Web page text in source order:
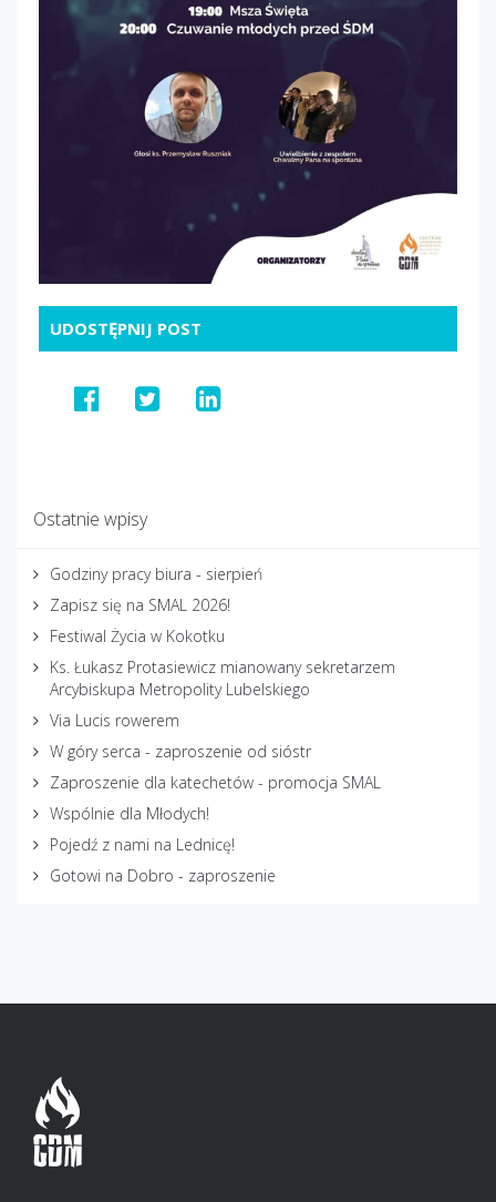
UDOSTĘPNIJ POST
Ostatnie wpisy
Godziny pracy biura - sierpień
Zapisz się na SMAL 2026!
Festiwal Życia w Kokotku
Ks. Łukasz Protasiewicz mianowany sekretarzem
Arcybiskupa Metropolity Lubelskiego
Via Lucis rowerem
W góry serca - zaproszenie od sióstr
Zaproszenie dla katechetów - promocja SMAL
Wspólnie dla Młodych!
Pojedź z nami na Lednicę!
Gotowi na Dobro - zaproszenie